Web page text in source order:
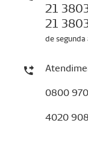
21
21
de segunda
0800
4020